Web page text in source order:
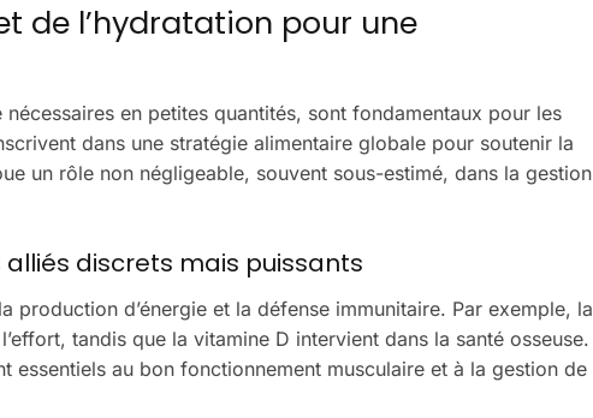
de l’hydratation pour une
en petites quantités, sont fondamentaux pour les
dans une stratégie alimentaire globale pour soutenir la
un rôle non négligeable, souvent sous-estimé, dans la gestion
discrets mais puissants
production d’énergie et la défense immunitaire. Par exemple, la
tandis que la vitamine D intervient dans la santé osseuse.
essentiels au bon fonctionnement musculaire et à la gestion de